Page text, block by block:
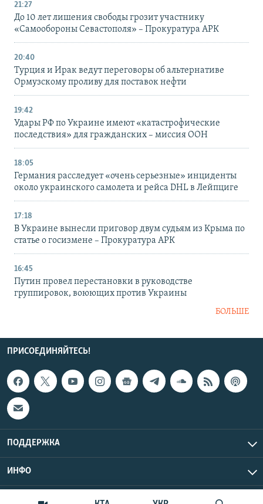
21:27
До 10 лет лишения свободы грозит участнику
«Самообороны Севастополя» – Прокуратура АРК
20:40
Турция и Ирак ведут переговоры об альтернативе
Ормузскому проливу для поставок нефти
19:42
Удары РФ по Украине имеют «катастрофические
последствия» для гражданских – миссия ООН
18:05
Германия расследует «очень серьезные» инциденты
около украинского самолета и рейса DHL в Лейпциге
17:18
В Украине вынесли приговор двум судьям из Крыма по
статье о госизмене – Прокуратура АРК
16:45
Путин провел перестановки в руководстве
группировок, воюющих против Украины
БОЛЬШЕ
ПРИСОЕДИНЯЙТЕСЬ!
ПОДДЕРЖКА
ИНФО
Copyright Крым.Реалии, 2026 | Все права защищены.
UTC+3